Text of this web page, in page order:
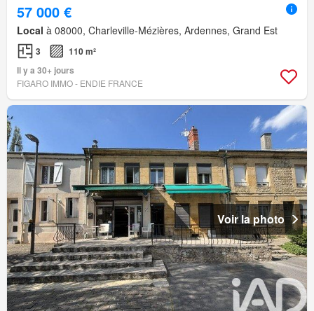
57 000 €
Local à 08000, Charleville-Mézières, Ardennes, Grand Est
3
110 m²
Il y a 30+ jours
FIGARO IMMO - ENDIE FRANCE
Voir la photo